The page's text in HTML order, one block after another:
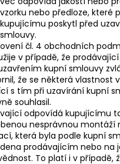
vzorku nebo předloze, které
kupujícímu poskytl před
smlouvy.
čl. 4 obchodních
v případě, že
kupní smlouvy
že se některá vlastnost
s tím při uzavírání kupní
souhlasil.
odpovídá kupujícímu
nesprávnou montáží
která byla podle kupní
prodávajícím nebo na
To platí i v případě,